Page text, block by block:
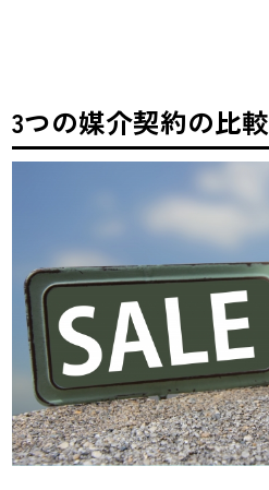
3つの媒介契約の比較